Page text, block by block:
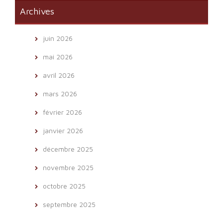
Archives
juin 2026
mai 2026
avril 2026
mars 2026
février 2026
janvier 2026
décembre 2025
novembre 2025
octobre 2025
septembre 2025